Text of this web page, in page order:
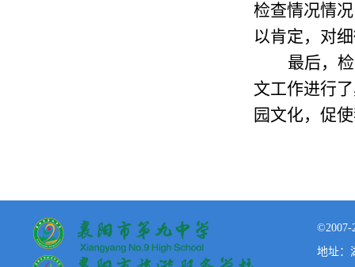
检查情况情
以肯定，对
最后，
文工作进行
园文化，促
©2007-
地址：